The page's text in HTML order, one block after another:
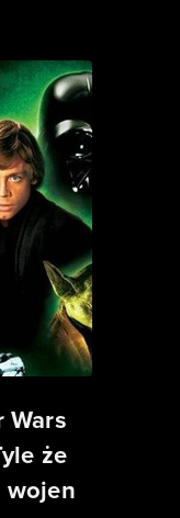
Wars
że
wojen